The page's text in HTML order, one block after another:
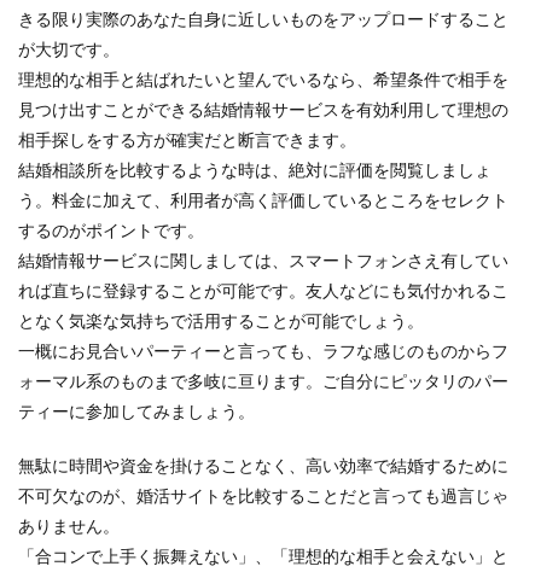
きる限り実際のあなた自身に近しいものをアップロードすること
が大切です。
理想的な相手と結ばれたいと望んでいるなら、希望条件で相手を
見つけ出すことができる結婚情報サービスを有効利用して理想の
相手探しをする方が確実だと断言できます。
結婚相談所を比較するような時は、絶対に評価を閲覧しましょ
う。料金に加えて、利用者が高く評価しているところをセレクト
するのがポイントです。
結婚情報サービスに関しましては、スマートフォンさえ有してい
れば直ちに登録することが可能です。友人などにも気付かれるこ
となく気楽な気持ちで活用することが可能でしょう。
一概にお見合いパーティーと言っても、ラフな感じのものからフ
ォーマル系のものまで多岐に亘ります。ご自分にピッタリのパー
ティーに参加してみましょう。
無駄に時間や資金を掛けることなく、高い効率で結婚するために
不可欠なのが、婚活サイトを比較することだと言っても過言じゃ
ありません。
「合コンで上手く振舞えない」、「理想的な相手と会えない」と